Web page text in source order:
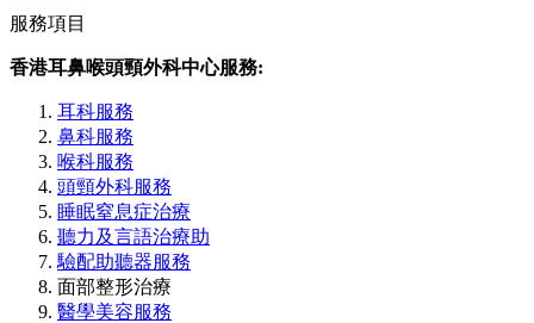
服務項目
香港耳鼻喉頭頸外科中心服務:
耳科服務
鼻科服務
喉科服務
頭頸外科服務
睡眠窒息症治療
聽力及言語治療助
驗配助聽器服務
面部整形治療
醫學美容服務